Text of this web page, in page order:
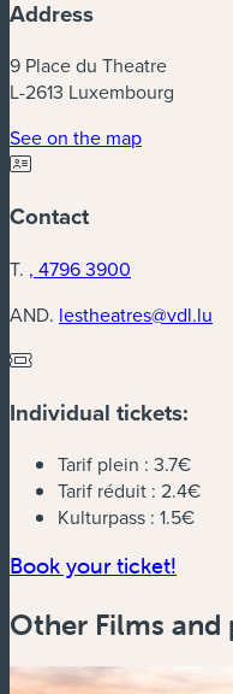
Address
9 Place du Theatre
L-2613 Luxembourg
See on the map(new
Contact
T. , 4796 3900
AND. lestheatres@vdl.lu
Individual tickets:
Tarif plein : 3.7€
Tarif réduit : 2.4€
Kulturpass : 1.5€
Book your ticket!
Other Films